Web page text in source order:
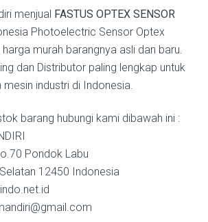
menjual FASTUS OPTEX SENSOR
Photoelectric Sensor Optex
murah barangnya asli dan baru.
dan Distributor paling lengkap untuk
industri di Indonesia.
barang hubungi kami dibawah ini :
Pondok Labu
12450 Indonesia